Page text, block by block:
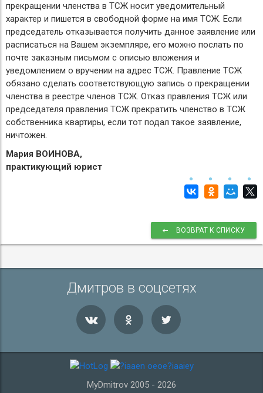
прекращении членства в ТСЖ носит уведомительный
характер и пишется в свободной форме на имя ТСЖ. Если
председатель отказывается получить данное заявление или
расписаться на Вашем экземпляре, его можно послать по
почте заказным письмом с описью вложения и
уведомлением о вручении на адрес ТСЖ. Правление ТСЖ
обязано сделать соответствующую запись о прекращении
членства в реестре членов ТСЖ. Отказ правления ТСЖ или
председателя правления ТСЖ прекратить членство в ТСЖ
собственника квартиры, если тот подал такое заявление,
ничтожен.
Мария ВОИНОВА,
практикующий юрист
ВОЗВРАТ К СПИСКУ
Дмитров в соцсетях
MyDmitrov 2005 - 2026